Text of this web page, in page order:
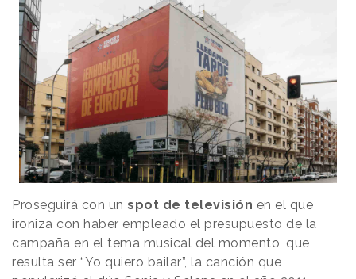
Proseguirá con un spot de televisión en el que
ironiza con haber empleado el presupuesto de la
campaña en el tema musical del momento, que
resulta ser “Yo quiero bailar”, la canción que